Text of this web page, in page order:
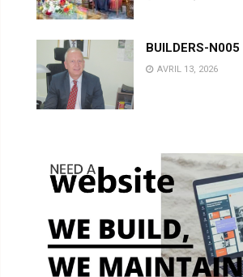
BUILDERS-N005
AVRIL 13, 2026